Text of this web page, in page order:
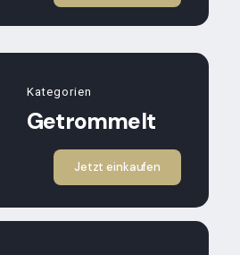
Jetzt einkaufen
Kategorien
Getrommelt